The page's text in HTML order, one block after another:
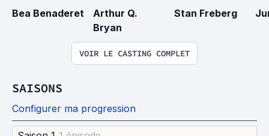
Bea Benaderet
Arthur Q.
Bryan
Stan Freberg
VOIR LE CASTING COMPLET
SAISONS
Configurer ma progression